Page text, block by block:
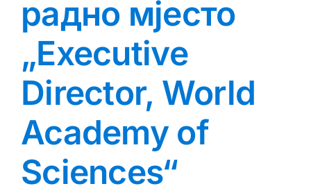
радно мјесто
„Executive
Director, World
Academy of
Sciences“